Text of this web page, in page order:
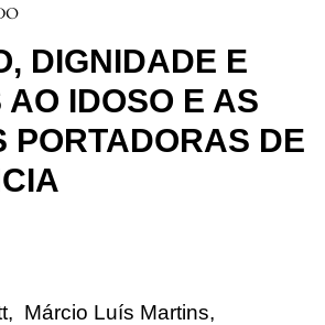
DIGNIDADE E
AO IDOSO E AS
PORTADORAS DE
, Márcio Luís Martins,